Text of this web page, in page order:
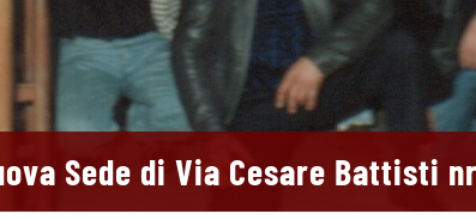
Sede di Via Cesare Battisti